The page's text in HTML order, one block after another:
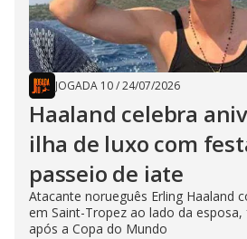
JOGADA 10/24/07/2026
Haaland celebra
ilha de luxo com
passeio de iate
Atacante norueguês Erling Haaland
em Saint-Tropez ao lado da
após a Copa do Mundo